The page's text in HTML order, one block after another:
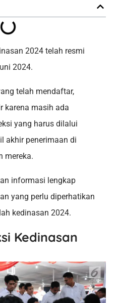
2024 telah resmi
2024.
telah mendaftar,
karena masih ada
yang harus dilalui
akhir penerimaan di
mereka.
informasi lengkap
yang perlu diperhatikan
kedinasan 2024.
Kedinasan